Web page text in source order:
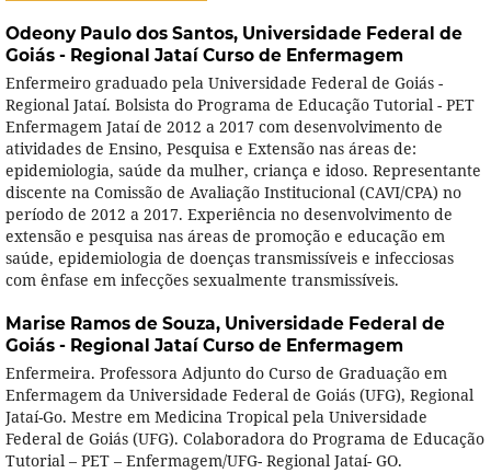
Odeony Paulo dos Santos, Universidade Federal de
Goiás - Regional Jataí Curso de Enfermagem
Enfermeiro graduado pela Universidade Federal de Goiás -
Regional Jataí. Bolsista do Programa de Educação Tutorial - PET
Enfermagem Jataí de 2012 a 2017 com desenvolvimento de
atividades de Ensino, Pesquisa e Extensão nas áreas de:
epidemiologia, saúde da mulher, criança e idoso. Representante
discente na Comissão de Avaliação Institucional (CAVI/CPA) no
período de 2012 a 2017. Experiência no desenvolvimento de
extensão e pesquisa nas áreas de promoção e educação em
saúde, epidemiologia de doenças transmissíveis e infecciosas
com ênfase em infecções sexualmente transmissíveis.
Marise Ramos de Souza, Universidade Federal de
Goiás - Regional Jataí Curso de Enfermagem
Enfermeira. Professora Adjunto do Curso de Graduação em
Enfermagem da Universidade Federal de Goiás (UFG), Regional
Jataí-Go. Mestre em Medicina Tropical pela Universidade
Federal de Goiás (UFG). Colaboradora do Programa de Educação
Tutorial – PET – Enfermagem/UFG- Regional Jataí- GO.